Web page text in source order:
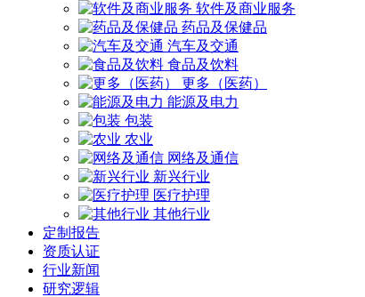
软件及商业服务
药品及保健品
汽车及交通
食品及饮料
更多（医药）
能源及电力
包装
农业
网络及通信
新兴行业
医疗护理
其他行业
定制报告
资质认证
行业新闻
研究逻辑